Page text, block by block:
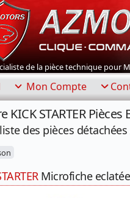
de la pièce technique pour
Mon Compte
KICK STARTER Pièces
des pièces détachées
Microfiche